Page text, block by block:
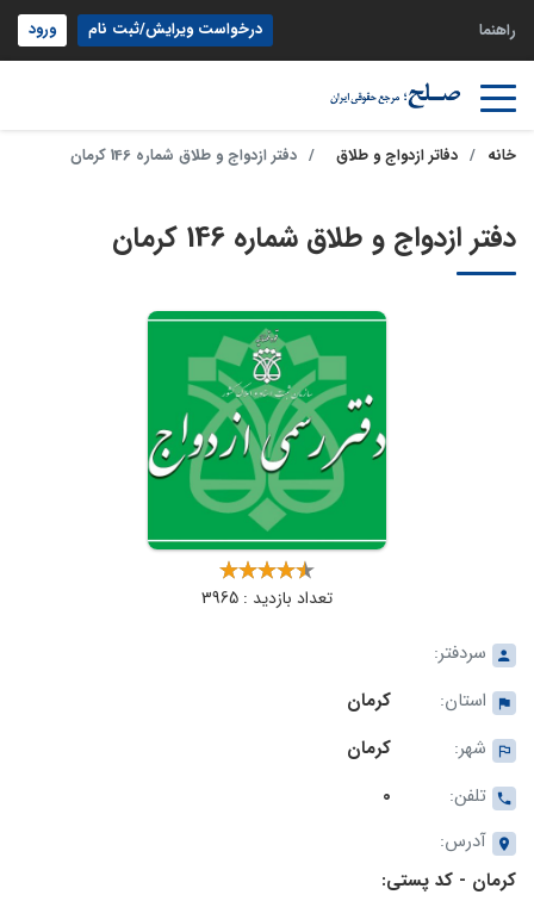
راهنما درخواست ویرایش/ثبت نام ورود
خانه دفاتر ازدواج و طلاق دفتر ازدواج و طلاق شماره 146 کرمان
دفتر ازدواج و طلاق شماره 146 کرمان
تعداد بازدید : 3965
سردفتر:
استان:
کرمان
شهر:
کرمان
تلفن:
0
آدرس:
کرمان - کد پستی: